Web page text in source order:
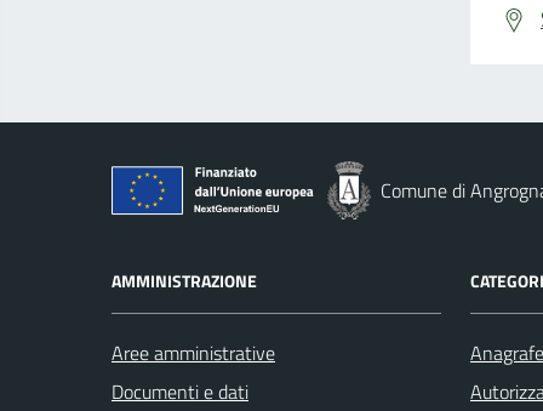
Comune di
AMMINISTRAZIONE
Aree amministrative
Documenti e dati